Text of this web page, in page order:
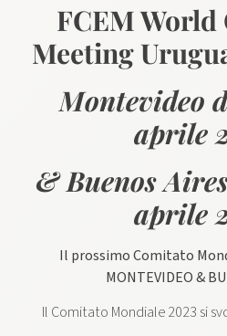
FCEM World
Meeting
Montevideo
aprile
& Buenos
aprile
Il prossimo Comitato
MONTEVIDEO &
Il Comitato Mondiale 2023 si